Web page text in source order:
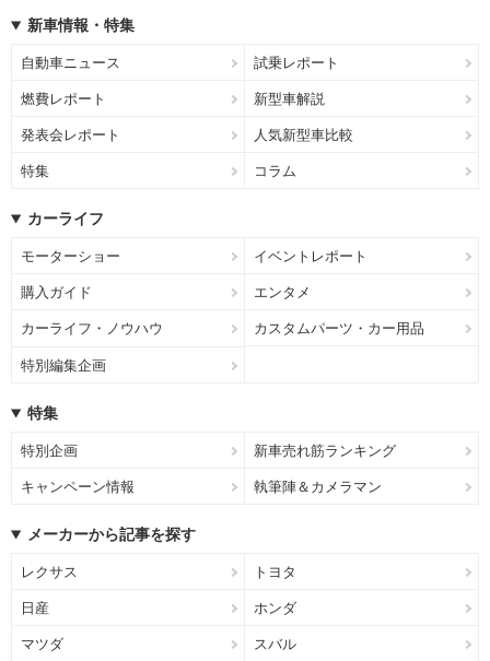
新車情報・特集
自動車ニュース 試乗レポート
燃費レポート 新型車解説
発表会レポート 人気新型車比較
特集 コラム
カーライフ
モーターショー イベントレポート
購入ガイド エンタメ
カーライフ・ノウハウ カスタムパーツ・カー用品
特別編集企画
特集
特別企画 新車売れ筋ランキング
キャンペーン情報 執筆陣＆カメラマン
メーカーから記事を探す
レクサス トヨタ
日産 ホンダ
マツダ スバル